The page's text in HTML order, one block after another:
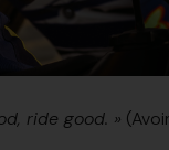
ride good. »